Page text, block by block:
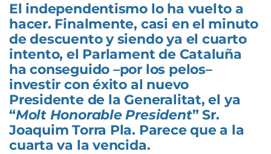
El independentismo lo ha vuelto a
hacer. Finalmente, casi en el minuto
de descuento y siendo ya el cuarto
intento, el Parlament de Cataluña
ha conseguido –por los pelos–
investir con éxito al nuevo
Presidente de la Generalitat, el ya
“Molt Honorable President” Sr.
Joaquim Torra Pla. Parece que a la
cuarta va la vencida.